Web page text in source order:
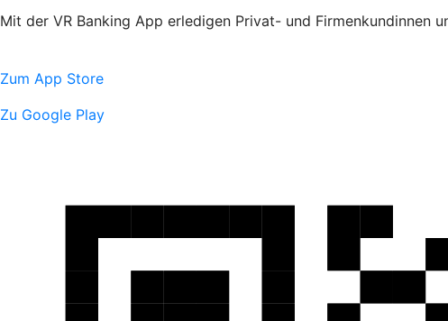
Mit der VR Banking App erledigen Privat- und Firmenkundinnen
Zum App Store
Zu Google Play